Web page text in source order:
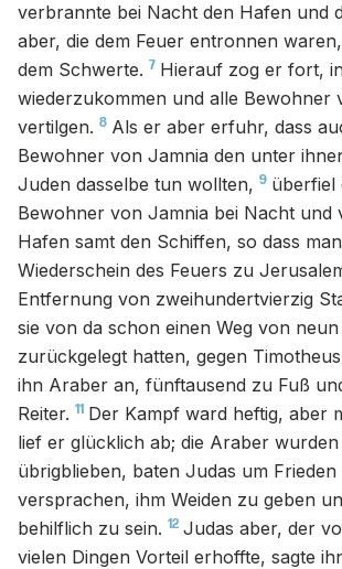
verbrannte bei Nacht den Hafen und
aber, die dem Feuer entronnen
dem Schwerte. 7 Hierauf zog er fort,
wiederzukommen und alle Bewohner
vertilgen. 8 Als er aber erfuhr, dass
Bewohner von Jamnia den unter
Juden dasselbe tun wollten, 9 überfiel
Bewohner von Jamnia bei Nacht und
Hafen samt den Schiffen, so dass
Wiederschein des Feuers zu
Entfernung von zweihundertvierzig
sie von da schon einen Weg von neun
zurückgelegt hatten, gegen
ihn Araber an, fünftausend zu Fuß
Reiter. 11 Der Kampf ward heftig, aber
lief er glücklich ab; die Araber wurden
übrigblieben, baten Judas um Frieden
versprachen, ihm Weiden zu geben
behilflich zu sein. 12 Judas aber, der
vielen Dingen Vorteil erhoffte, sagte